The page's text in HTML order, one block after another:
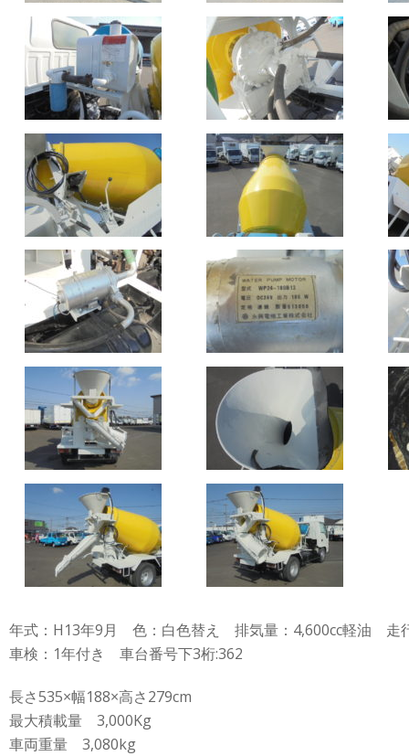
年式：H13年9月 色：白色替え 排気量：4,600cc軽油 走
車検：1年付き 車台番号下3桁:362
長さ535×幅188×高さ279cm
最大積載量 3,000Kg
車両重量 3,080kg